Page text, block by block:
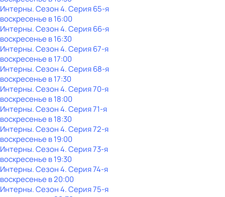
Интерны. Сезон 4. Серия 65-я
воскресенье в16:00
Интерны. Сезон 4. Серия 66-я
воскресенье в16:30
Интерны. Сезон 4. Серия 67-я
воскресенье в17:00
Интерны. Сезон 4. Серия 68-я
воскресенье в17:30
Интерны. Сезон 4. Серия 70-я
воскресенье в18:00
Интерны. Сезон 4. Серия 71-я
воскресенье в18:30
Интерны. Сезон 4. Серия 72-я
воскресенье в19:00
Интерны. Сезон 4. Серия 73-я
воскресенье в19:30
Интерны. Сезон 4. Серия 74-я
воскресенье в20:00
Интерны. Сезон 4. Серия 75-я